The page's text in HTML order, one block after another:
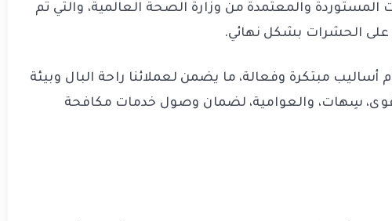
والمعتمدة من وزارة الصحة العالمية، والتي تم
على الحشرات بشكل نهائي.
مبتكرة وفعالة، ما يضمن لعملائنا راحة البال وبيئة
سِهات، والعوامية، لضمان وصول خدمات مكافحة